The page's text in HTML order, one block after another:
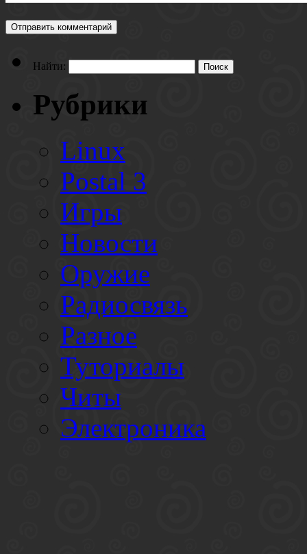
Найти:
Рубрики
Linux
Postal 3
Игры
Новости
Оружие
Радиосвязь
Разное
Туториалы
Читы
Электроника